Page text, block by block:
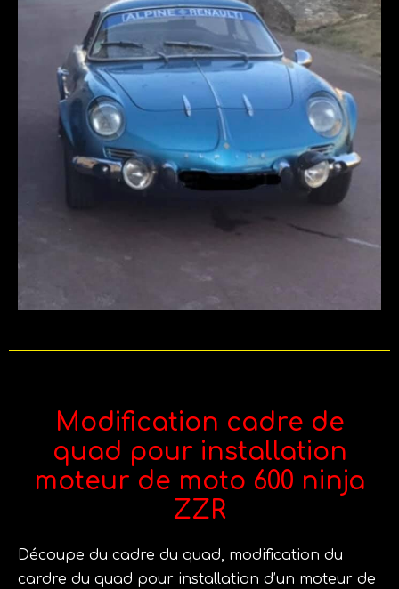
Modification cadre de
quad pour installation
moteur de moto 600 ninja
ZZR
Découpe du cadre du quad, modification du
cardre du quad pour installation d’un moteur de